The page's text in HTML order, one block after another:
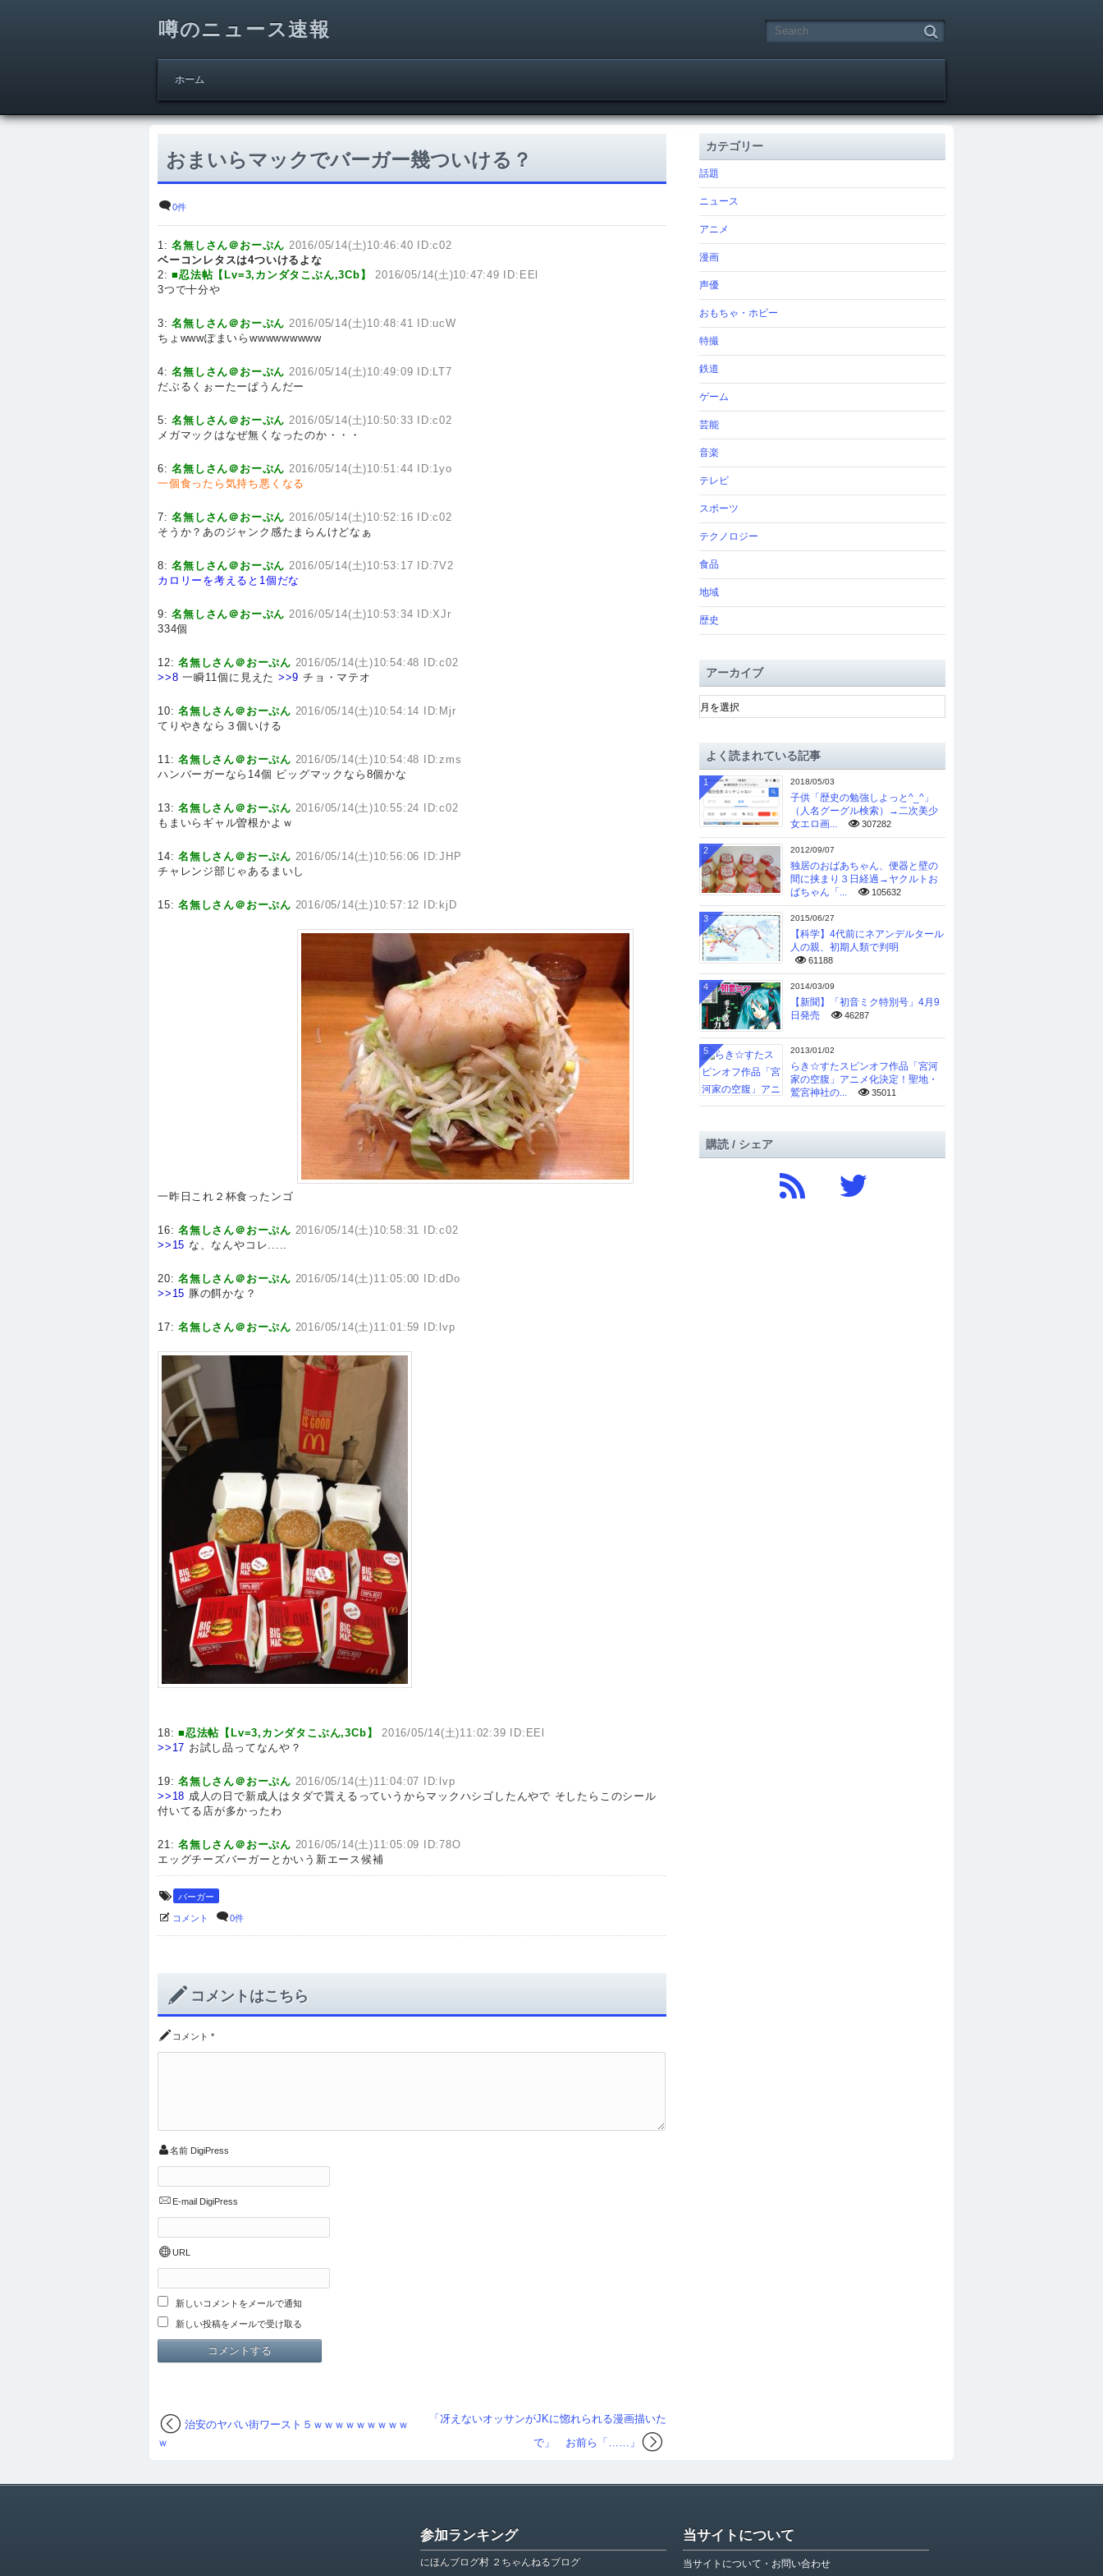
噂のニュース速報
ホーム
おまいらマックでバーガー幾ついける？
0件
1:名無しさん＠おーぷん 2016/05/14(土)10:46:40 ID:c02
ベーコンレタスは4ついけるよな
2:■忍法帖【Lv=3,カンダタこぶん,3Cb】
2016/05/14(土)10:47:49 ID:EEl
3つで十分や
3:名無しさん＠おーぷん 2016/05/14(土)10:48:41 ID:ucW
ちょwwwぽまいらwwwwwwwww
4:名無しさん＠おーぷん 2016/05/14(土)10:49:09 ID:LT7
だぶるくぉーたーぱうんだー
5:名無しさん＠おーぷん 2016/05/14(土)10:50:33 ID:c02
メガマックはなぜ無くなったのか・・・
6:名無しさん＠おーぷん 2016/05/14(土)10:51:44 ID:1yo
一個食ったら気持ち悪くなる
7:名無しさん＠おーぷん 2016/05/14(土)10:52:16 ID:c02
そうか？あのジャンク感たまらんけどなぁ
8:名無しさん＠おーぷん 2016/05/14(土)10:53:17 ID:7V2
カロリーを考えると1個だな
9:名無しさん＠おーぷん 2016/05/14(土)10:53:34 ID:XJr
334個
12:名無しさん＠おーぷん 2016/05/14(土)10:54:48 ID:c02
>>8 一瞬11個に見えた >>9 チョ・マテオ
10:名無しさん＠おーぷん 2016/05/14(土)10:54:14 ID:Mjr
てりやきなら３個いける
11:名無しさん＠おーぷん 2016/05/14(土)10:54:48 ID:zms
ハンバーガーなら14個 ビッグマックなら8個かな
13:名無しさん＠おーぷん 2016/05/14(土)10:55:24 ID:c02
もまいらギャル曽根かよｗ
14:名無しさん＠おーぷん 2016/05/14(土)10:56:06 ID:JHP
チャレンジ部じゃあるまいし
15:名無しさん＠おーぷん 2016/05/14(土)10:57:12 ID:kjD
一昨日これ２杯食ったンゴ
16:名無しさん＠おーぷん 2016/05/14(土)10:58:31 ID:c02
>>15 な、なんやコレ.....
20:名無しさん＠おーぷん 2016/05/14(土)11:05:00 ID:dDo
>>15 豚の餌かな？
17:名無しさん＠おーぷん 2016/05/14(土)11:01:59 ID:lvp
18:■忍法帖【Lv=3,カンダタこぶん,3Cb】
2016/05/14(土)11:02:39 ID:EEl
>>17 お試し品ってなんや？
19:名無しさん＠おーぷん 2016/05/14(土)11:04:07 ID:lvp
>>18 成人の日で新成人はタダで貰えるっていうからマックハシゴしたんやで そしたらこのシール
付いてる店が多かったわ
21:名無しさん＠おーぷん 2016/05/14(土)11:05:09 ID:78O
エッグチーズバーガーとかいう新エース候補
バーガー
コメント 0件
コメントはこちら
コメント *
名前 DigiPress
E-mail DigiPress
URL
新しいコメントをメールで通知
新しい投稿をメールで受け取る
「冴えないオッサンがJKに惚れられる漫画描いた
で」 お前ら「……」
治安のヤバい街ワースト５ｗｗｗｗｗｗｗｗｗ
ｗ
カテゴリー
話題
ニュース
アニメ
漫画
声優
おもちゃ・ホビー
特撮
鉄道
ゲーム
芸能
音楽
テレビ
スポーツ
テクノロジー
食品
地域
歴史
アーカイブ
ア
ー
ブよく読まれている記事
2018/05/03
子供「歴史の勉強しよっと^_^」
（人名グーグル検索）→二次美少
女エロ画...
307282
1
2012/09/07
独居のおばあちゃん、便器と壁の
間に挟まり３日経過→ヤクルトお
ばちゃん「...
105632
2
2015/06/27
【科学】4代前にネアンデルタール
人の親、初期人類で判明
61188
3
2014/03/09
【新聞】「初音ミク特別号」4月9
日発売
46287
4
2013/01/02
らき☆すたスピンオフ作品「宮河
家の空腹」アニメ化決定！聖地・
鷲宮神社の...
35011
5
購読 / シェア
参加ランキング
にほんブログ村 ２ちゃんねるブログ
当サイトについて
当サイトについて・お問い合わせ